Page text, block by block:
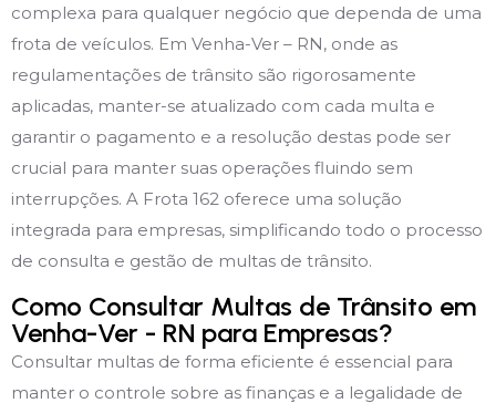
complexa para qualquer negócio que dependa de uma
frota de veículos. Em Venha-Ver – RN, onde as
regulamentações de trânsito são rigorosamente
aplicadas, manter-se atualizado com cada multa e
garantir o pagamento e a resolução destas pode ser
crucial para manter suas operações fluindo sem
interrupções. A Frota 162 oferece uma solução
integrada para empresas, simplificando todo o processo
de consulta e gestão de multas de trânsito.
Como Consultar Multas de Trânsito em
Venha-Ver - RN para Empresas?
Consultar multas de forma eficiente é essencial para
manter o controle sobre as finanças e a legalidade de